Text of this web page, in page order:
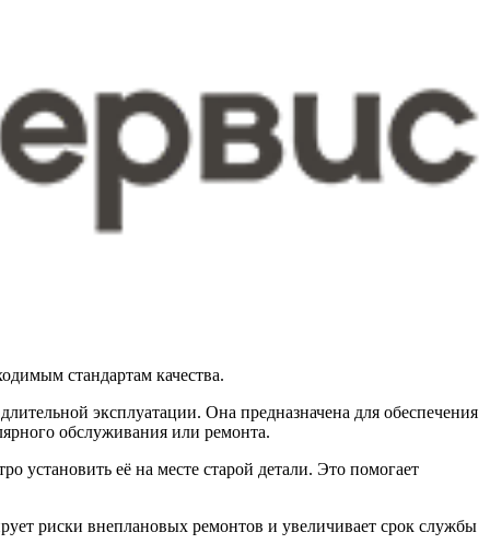
стандартам качества.
эксплуатации. Она предназначена для обеспечения
обслуживания или ремонта.
установить её на месте старой детали. Это помогает
риски внеплановых ремонтов и увеличивает срок службы